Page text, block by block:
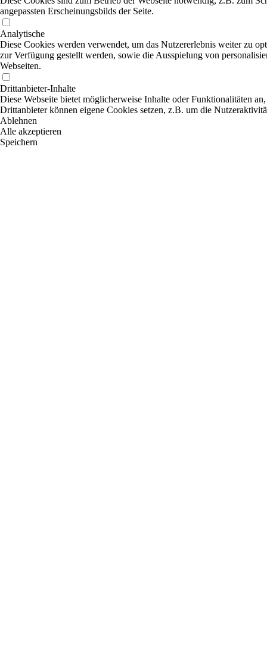
angepassten Erscheinungsbilds der Seite.
Analytische
Diese Cookies werden verwendet, um das Nutzererlebnis weiter zu
zur Verfügung gestellt werden, sowie die Ausspielung von
Webseiten.
Drittanbieter-Inhalte
Diese Webseite bietet möglicherweise Inhalte oder Funktionalitäten
Drittanbieter können eigene Cookies setzen, z.B. um die
Ablehnen
Alle akzeptieren
Speichern